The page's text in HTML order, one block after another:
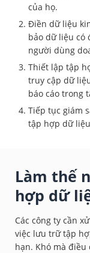
của họ.
Điền dữ liệu
bảo dữ liệu có
người dùng
Thiết lập tập
truy cập dữ
báo cáo trong
Tiếp tục giám
tập hợp dữ
Làm thế
hợp dữ
Các công ty cần
việc lưu trữ tập
hạn. Khó mà